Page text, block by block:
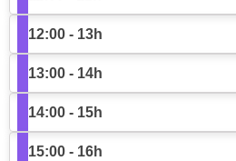
12:00 - 13h
13:00 - 14h
14:00 - 15h
15:00 - 16h